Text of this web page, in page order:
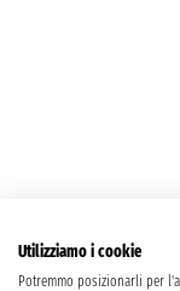
Utilizziamo i cookie
Potremmo posizionarli per